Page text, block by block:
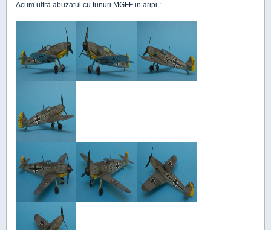
Acum ultra abuzatul cu tunuri MGFF in aripi :